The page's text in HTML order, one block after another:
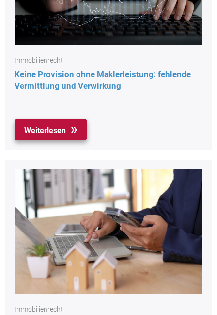
Immobilienrecht
Keine Provision ohne Maklerleistung: fehlende
Vermittlung und Verwirkung
Weiterlesen
Immobilienrecht